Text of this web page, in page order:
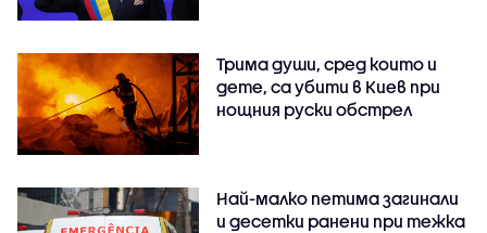
Трима души, сред които и
дете, са убити в Киев при
нощния руски обстрел
Най-малко петима загинали
и десетки ранени при тежка